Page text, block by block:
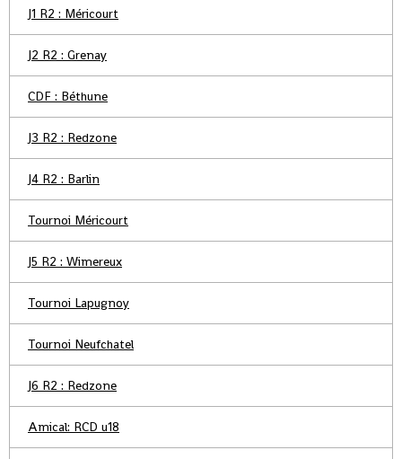
J1 R2 : Méricourt
J2 R2 : Grenay
CDF : Béthune
J3 R2 : Redzone
J4 R2 : Barlin
Tournoi Méricourt
J5 R2 : Wimereux
Tournoi Lapugnoy
Tournoi Neufchatel
J6 R2 : Redzone
Amical: RCD u18